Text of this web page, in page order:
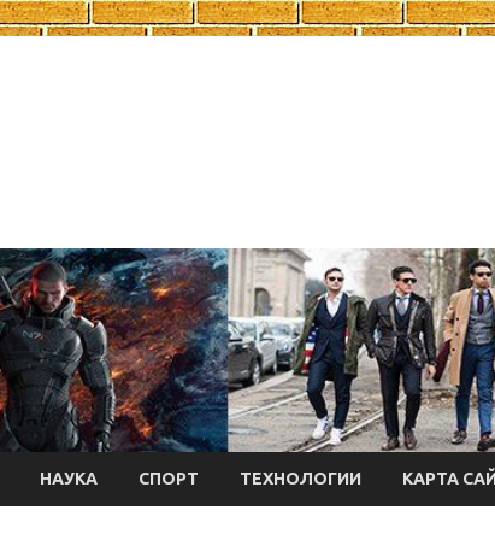
НАУКА СПОРТ ТЕХНОЛОГИИ КАРТА